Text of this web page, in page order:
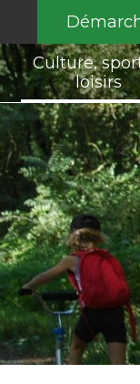
Culture,
loisirs